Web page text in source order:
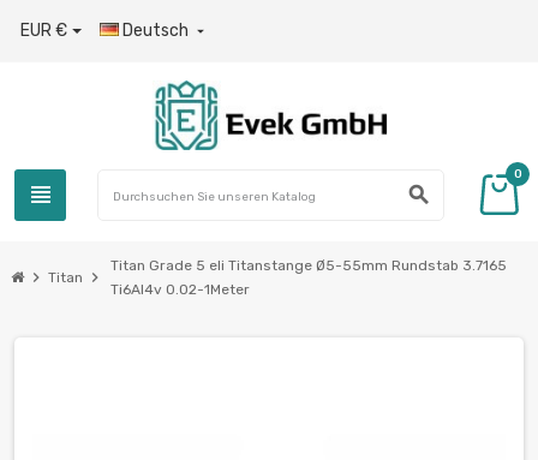
EUR € Deutsch 
view_headline search
0
chevron_right Titan chevron_right
Titan Grade 5 eli Titanstange Ø5-55mm Rundstab 3.7165
Ti6Al4v 0.02-1Meter